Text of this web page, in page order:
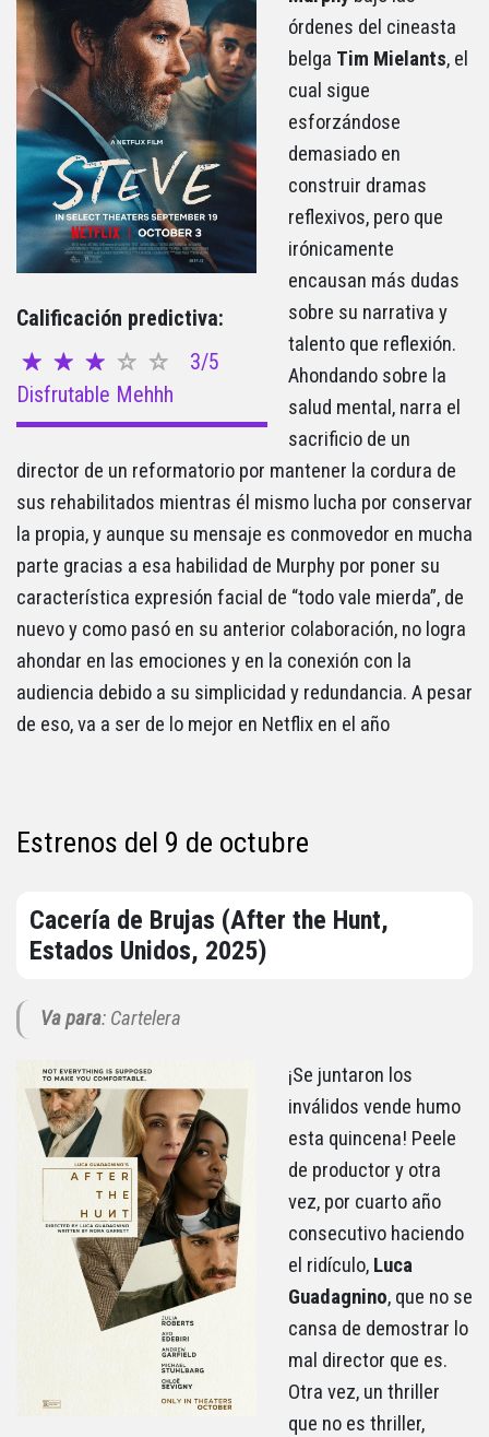
Calificación predictiva:
3/5
Disfrutable Mehhh
órdenes del cineasta
belga Tim Mielants, el
cual sigue
esforzándose
demasiado en
construir dramas
reflexivos, pero que
irónicamente
encausan más dudas
sobre su narrativa y
talento que reflexión.
Ahondando sobre la
salud mental, narra el
sacrificio de un
director de un reformatorio por mantener la cordura de
sus rehabilitados mientras él mismo lucha por conservar
la propia, y aunque su mensaje es conmovedor en mucha
parte gracias a esa habilidad de Murphy por poner su
característica expresión facial de “todo vale mierda”, de
nuevo y como pasó en su anterior colaboración, no logra
ahondar en las emociones y en la conexión con la
audiencia debido a su simplicidad y redundancia. A pesar
de eso, va a ser de lo mejor en Netflix en el año
Estrenos del 9 de octubre
Cacería de Brujas (After the Hunt,
Estados Unidos, 2025)
Va para: Cartelera
¡Se juntaron los
inválidos vende humo
esta quincena! Peele
de productor y otra
vez, por cuarto año
consecutivo haciendo
el ridículo, Luca
Guadagnino, que no se
cansa de demostrar lo
mal director que es.
Otra vez, un thriller
que no es thriller,